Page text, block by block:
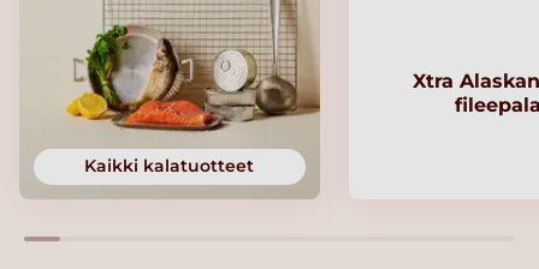
Kaikki kalatuotteet
Xtra